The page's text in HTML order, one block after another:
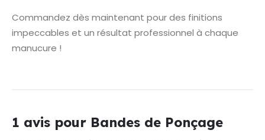
Commandez dès maintenant pour des finitions
impeccables et un résultat professionnel à chaque
manucure !
1 avis pour Bandes de Ponçage